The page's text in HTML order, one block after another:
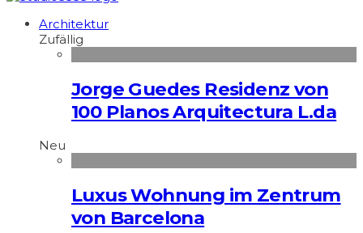
Architektur
Zufällig
Jorge Guedes Residenz von
100 Planos Arquitectura L.da
Neu
Luxus Wohnung im Zentrum
von Barcelona